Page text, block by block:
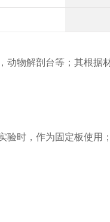
动物解剖台等；其根据
验时，作为固定板使用；